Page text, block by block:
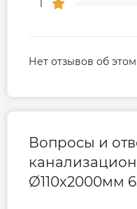
1
Нет отзывов об
Вопросы и
Ø110х2000мм